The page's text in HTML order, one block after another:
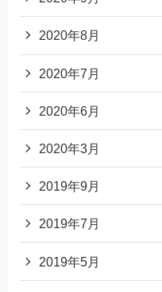
2020年8月
2020年7月
2020年6月
2020年3月
2019年9月
2019年7月
2019年5月